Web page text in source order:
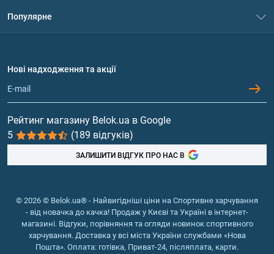
Політика конфіденційності
Обмін та повернення
Популярне
Протеїн
Гейнери
Вітаміни та мінерали
Риб'ячий жир, жирні кислоти
Нові надходження та акції
Рейтинг магазину Belok.ua в Google
5
(189 відгуків)
ЗАЛИШИТИ ВІДГУК ПРО НАС В
© 2026 © Belok.ua® - Найвигідніші ціни на Спортивне харчування
- від новачка до качка! Продаж у Києві та Україні в інтернет-
магазині. Відгуки, порівняння та огляди новинок спортивного
харчування. Доставка у всі міста України службами «Нова
Пошта». Оплата: готівка, Приват-24, післяплата, карти.